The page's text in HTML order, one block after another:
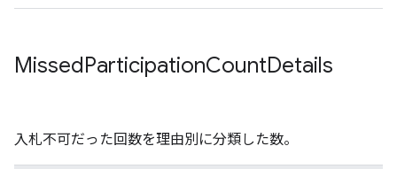
MissedParticipationCountDetails
入札不可だった回数を理由別に分類した数。